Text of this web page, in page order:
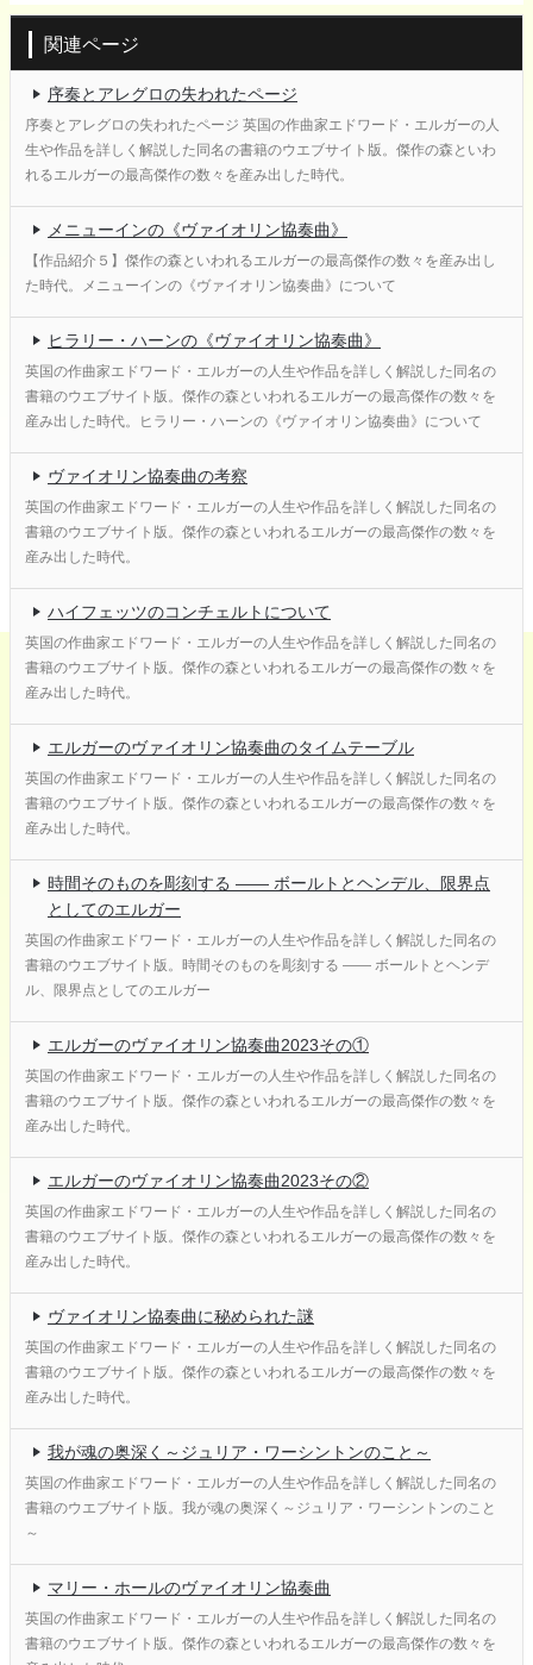
関連ページ
序奏とアレグロの失われたページ
序奏とアレグロの失われたページ 英国の作曲家エドワード・エルガーの人
生や作品を詳しく解説した同名の書籍のウエブサイト版。傑作の森といわ
れるエルガーの最高傑作の数々を産み出した時代。
メニューインの《ヴァイオリン協奏曲》
【作品紹介５】傑作の森といわれるエルガーの最高傑作の数々を産み出し
た時代。メニューインの《ヴァイオリン協奏曲》について
ヒラリー・ハーンの《ヴァイオリン協奏曲》
英国の作曲家エドワード・エルガーの人生や作品を詳しく解説した同名の
書籍のウエブサイト版。傑作の森といわれるエルガーの最高傑作の数々を
産み出した時代。ヒラリー・ハーンの《ヴァイオリン協奏曲》について
ヴァイオリン協奏曲の考察
英国の作曲家エドワード・エルガーの人生や作品を詳しく解説した同名の
書籍のウエブサイト版。傑作の森といわれるエルガーの最高傑作の数々を
産み出した時代。
ハイフェッツのコンチェルトについて
英国の作曲家エドワード・エルガーの人生や作品を詳しく解説した同名の
書籍のウエブサイト版。傑作の森といわれるエルガーの最高傑作の数々を
産み出した時代。
エルガーのヴァイオリン協奏曲のタイムテーブル
英国の作曲家エドワード・エルガーの人生や作品を詳しく解説した同名の
書籍のウエブサイト版。傑作の森といわれるエルガーの最高傑作の数々を
産み出した時代。
時間そのものを彫刻する ―― ボールトとヘンデル、限界点
としてのエルガー
英国の作曲家エドワード・エルガーの人生や作品を詳しく解説した同名の
書籍のウエブサイト版。時間そのものを彫刻する ―― ボールトとヘンデ
ル、限界点としてのエルガー
エルガーのヴァイオリン協奏曲2023その①
英国の作曲家エドワード・エルガーの人生や作品を詳しく解説した同名の
書籍のウエブサイト版。傑作の森といわれるエルガーの最高傑作の数々を
産み出した時代。
エルガーのヴァイオリン協奏曲2023その②
英国の作曲家エドワード・エルガーの人生や作品を詳しく解説した同名の
書籍のウエブサイト版。傑作の森といわれるエルガーの最高傑作の数々を
産み出した時代。
ヴァイオリン協奏曲に秘められた謎
英国の作曲家エドワード・エルガーの人生や作品を詳しく解説した同名の
書籍のウエブサイト版。傑作の森といわれるエルガーの最高傑作の数々を
産み出した時代。
我が魂の奥深く～ジュリア・ワーシントンのこと～
英国の作曲家エドワード・エルガーの人生や作品を詳しく解説した同名の
書籍のウエブサイト版。我が魂の奥深く～ジュリア・ワーシントンのこと
～
マリー・ホールのヴァイオリン協奏曲
英国の作曲家エドワード・エルガーの人生や作品を詳しく解説した同名の
書籍のウエブサイト版。傑作の森といわれるエルガーの最高傑作の数々を